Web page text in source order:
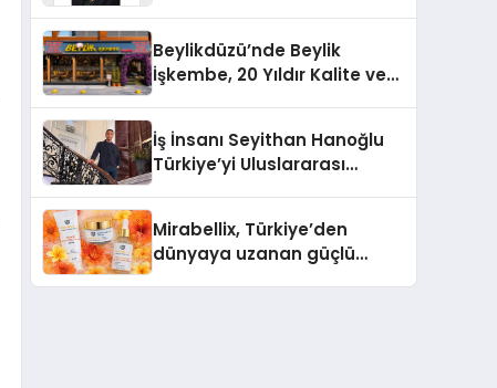
Beylikdüzü’nde Beylik
İşkembe, 20 Yıldır Kalite ve
İş İnsanı Seyithan Hanoğlu
Türkiye’yi Uluslararası
Mirabellix, Türkiye’den
dünyaya uzanan güçlü